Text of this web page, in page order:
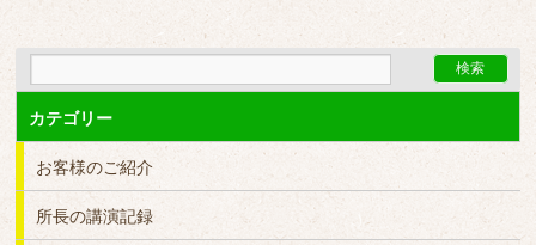
カテゴリー
お客様のご紹介
所長の講演記録